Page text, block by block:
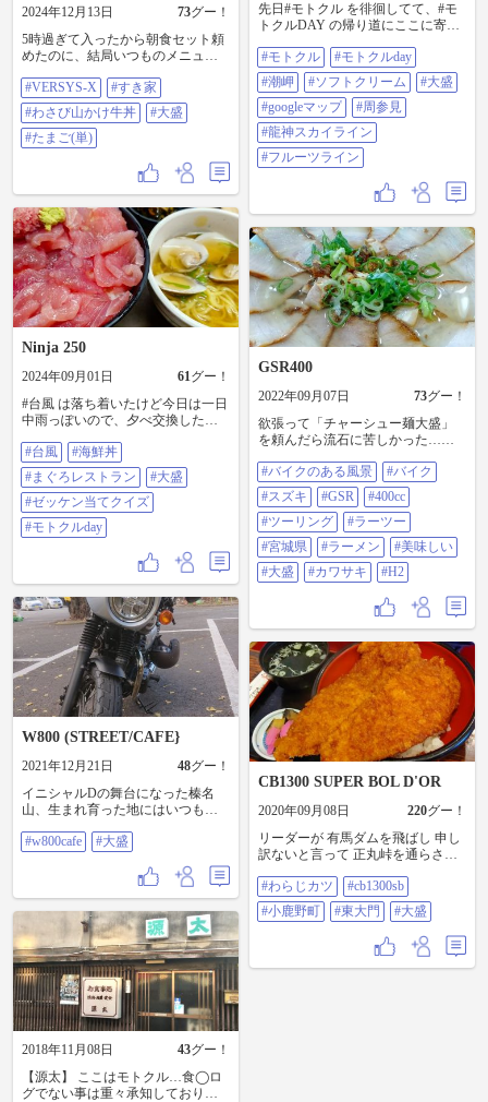
2024年12月13日 73グー！
5時過ぎて入ったから朝食セット頼
めたのに、結局いつものメニュ
#わさび山かけ牛丼 #大盛 #たまご
(単)
#VERSYS-X
#すき家
#わさび山かけ牛丼
#大盛
#たまご(単)
先日#モトクル を徘徊してて、#モ
トクルDAY の帰り道にここに寄っ
高速道路(無料？)を使って南側へ
24kmほど走るみたいなので、ここ
へ寄ったらそのまま#潮岬 を経由し
て三重県まで帰りたくなりそう せ
っかくなので他にも寄り道したり
途中で夕食も #ソフトクリーム の#
大盛 ってキーワードも気になる
し… 日付が変わるまでに 自宅へ辿
参見 と検索しても、モトクルのス
されなかったので、ポイントを探
して見つけたので地図も添付して
みました 数年前に四輪で走った#龍
神スカイライン 抜けてからの#フル
ーツライン も二輪で走ってみたい
し…
#モトクル
#モトクルday
#潮岬
#ソフトクリーム
#大盛
#googleマップ
#周参見
#龍神スカイライン
#フルーツライン
Ninja 250
2024年09月01日 61グー！
#台風 は落ち着いたけど今日は一日
中雨っぽいので、夕べ交換したウ
ところで後方なので自分では見え
ないですけど 今日は素直にバイク
は諦めて、車で#海鮮丼 を食べに四
日市#まぐろレストラン へ まぐろ
豪快丼の#大盛 に味噌汁をはまぐり
ラーメンに変更して満腹になりま
した この価格でたらふく食べられ
るのはありがたいです その後ぶら
ぶら寄り道して帰ってきたら封筒
が届いてて ぁ… モトクル２ヶ月ち
ょいの初心者が… 当日はモト男さ
んのトコに行かないと 熱い抱擁か
DAY
#台風
#海鮮丼
#まぐろレストラン
#大盛
#ゼッケン当てクイズ
#モトクルday
GSR400
2022年09月07日 73グー！
欲張って「チャーシュー麺大盛」
を頼んだら流石に苦しかった…
OK(^q^) #バイクのある風景 #バイ
ク #スズキ #GSR #400cc #ツーリン
グ #ラーツー #宮城県 #ラーメン #
美味しい #大盛 #カワサキ #H2
#バイクのある風景
#バイク
#スズキ
#GSR
#400cc
#ツーリング
#ラーツー
#宮城県
#ラーメン
#美味しい
#大盛
#カワサキ #H2
W800 (STREET/CAFE}
2021年12月21日 48グー！
イニシャルDの舞台になった榛名
山、生まれ育った地にはいつも想
ライディングロードも学生時代か
そんな榛名を楽しもうと水沢観音
で小休止、が、時刻は昼前なのに
あからさまに寒い！ジェットヘル
メットなので鼻水が出てるのがバ
レるし、これはダンディな大人と
してとても格好が悪い！！。この
まま榛名湖行くのは無謀でヤバい
と感じまして、チキンな私はそそ
くさと山を降り、レストラン「パ
ンプキン」で温かぁいスープスパ
ちなみにこのサイズでレギュラー
サイズ。ひとりで食べるのは、ま
さに無謀。#w800cafe #大盛
#w800cafe #大盛
CB1300 SUPER BOL D'OR
2020年09月08日 220グー！
リーダーが 有馬ダムを飛ばし 申し
訳ないと言って 正丸峠を通らされ
た😱 とりあえず あしがくぼで休み
腹が減ったので 今日は 初ワラジカ
ツ丼です😆 甘しょっぱいタレが い
いですね‼️ たまに 食べたくなる1品
野町 #東大門 #大盛
#わらじカツ
#cb1300sb
#小鹿野町
#東大門 #大盛
2018年11月08日 43グー！
【源太】 ここはモトクル…食◯ロ
グでない事は重々承知しておりま